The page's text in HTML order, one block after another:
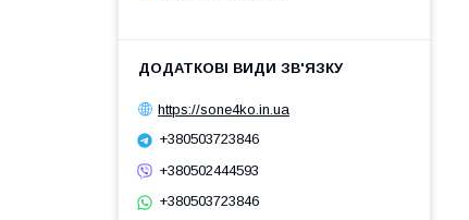
https://sone4ko.in.ua
+380503723846
+380502444593
+380503723846